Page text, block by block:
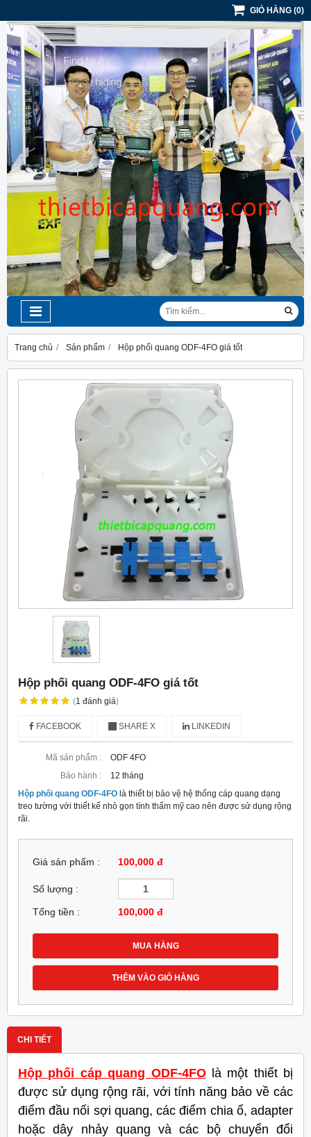
GIỎ HÀNG (0)
Trang chủ Sản phẩm Hộp phối quang ODF-4FO giá tốt
Hộp phối quang ODF-4FO giá tốt
(1 đánh giá)
FACEBOOK SHARE X LINKEDIN
Mã sản phẩm :
ODF 4FO
Bảo hành :
12 tháng
Hộp phối quang ODF-4FO là thiết bị bảo vệ hệ thống cáp quang dạng
treo tường với thiết kế nhỏ gọn tính thẩm mỹ cao nên được sử dụng rộng
rãi.
Giá sản phẩm : 100,000 đ
Số lượng :
Tổng tiền : 100,000 đ
MUA HÀNG
THÊM VÀO GIỎ HÀNG
CHI TIẾT
Hộp phối cáp quang ODF-4FOlà một thiết bị
được sử dụng rộng rãi, với tính năng bảo về các
điểm đầu nối sợi quang, các điểm chia ổ, adapter
hoặc dây nhảy quang và các bộ chuyển đổi